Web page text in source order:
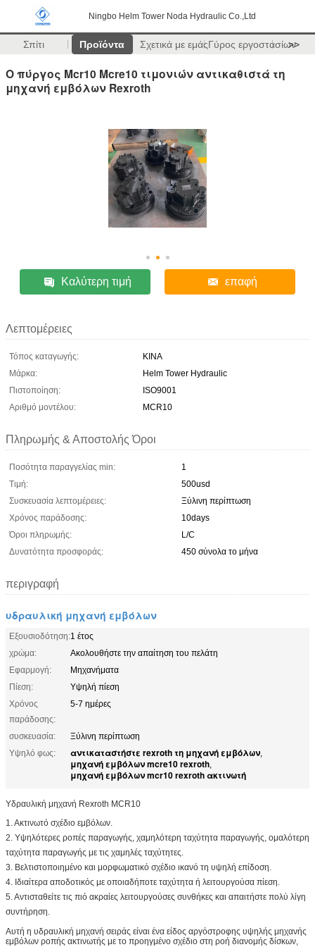
Ningbo Helm Tower Noda Hydraulic Co.,Ltd
Σπίτι Προϊόντα Σχετικά με εμάςΓύρος εργοστασίων
>>
Ο πύργος Mcr10 Mcre10 τιμονιών αντικαθιστά τη
μηχανή εμβόλων Rexroth
Καλύτερη τιμή επαφή
Λεπτομέρειες
Τόπος καταγωγής:
ΚΙΝΑ
Μάρκα:
Helm Tower Hydraulic
Πιστοποίηση:
ISO9001
Αριθμό μοντέλου:
MCR10
Πληρωμής & Αποστολής Όροι
Ποσότητα παραγγελίας min:
1
Τιμή:
500usd
Συσκευασία λεπτομέρειες:
Ξύλινη περίπτωση
Χρόνος παράδοσης:
10days
Όροι πληρωμής:
L/C
Δυνατότητα προσφοράς:
450 σύνολα το μήνα
περιγραφή
υδραυλική μηχανή εμβόλων
Εξουσιοδότηση:1 έτος
χρώμα:
Ακολουθήστε την απαίτηση του πελάτη
Εφαρμογή:
Μηχανήματα
Πίεση:
Υψηλή πίεση
Χρόνος
παράδοσης:
5-7 ημέρες
συσκευασία:
Ξύλινη περίπτωση
Υψηλό φως:
αντικαταστήστε rexroth τη μηχανή εμβόλων,
μηχανή εμβόλων mcre10 rexroth,
μηχανή εμβόλων mcr10 rexroth ακτινωτή
Υδραυλική μηχανή Rexroth MCR10
1.Ακτινωτό σχέδιο εμβόλων.
2. Υψηλότερες ροπές παραγωγής, χαμηλότερη ταχύτητα παραγωγής, ομαλότερη
ταχύτητα παραγωγής με τις χαμηλές ταχύτητες.
3. Βελτιστοποιημένο και μορφωματικό σχέδιο ικανό τη υψηλή επίδοση.
4. Ιδιαίτερα αποδοτικός με οποιαδήποτε ταχύτητα ή λειτουργούσα πίεση.
5. Αντισταθείτε τις πιό ακραίες λειτουργούσες συνθήκες και απαιτήστε πολύ λίγη
συντήρηση.
Αυτή η υδραυλική μηχανή σειράς είναι ένα είδος αργόστροφης υψηλής μηχανής
εμβόλων ροπής ακτινωτής με το προηγμένο σχέδιο στη ροή διανομής δίσκων,